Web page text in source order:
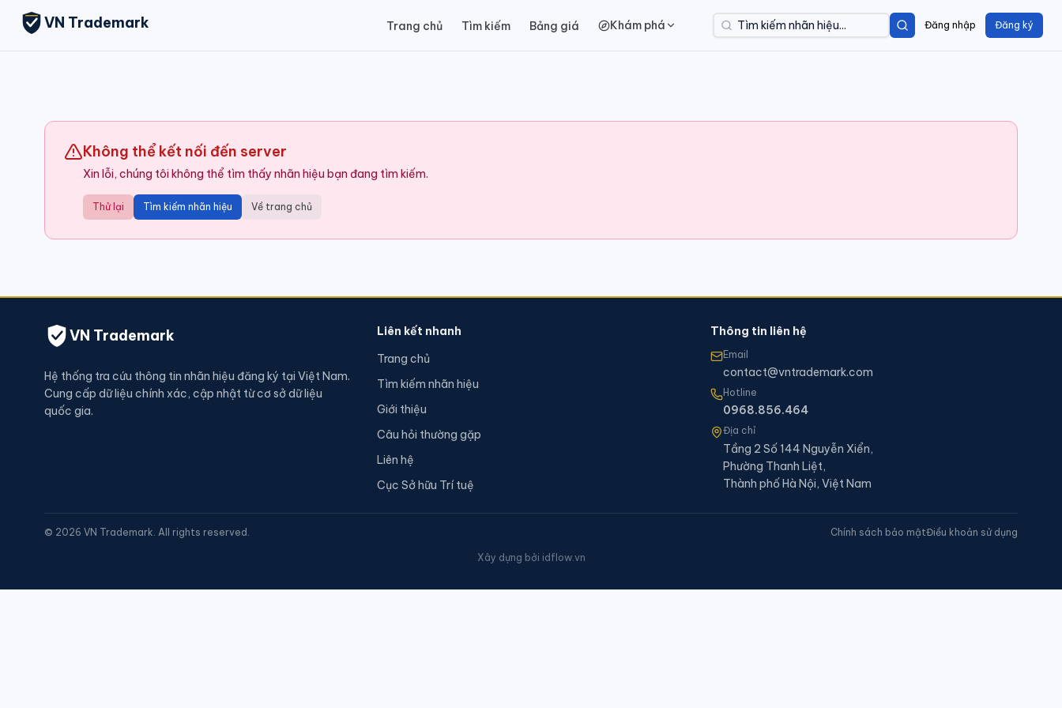
VN Trademark Trang chủ Tìm kiếm Bảng giá Khám phá Đăng nhập Đăng ký
Không thể kết nối đến server
Xin lỗi, chúng tôi không thể tìm thấy nhãn hiệu bạn đang tìm kiếm.
Thử lại Tìm kiếm nhãn hiệu Về trang chủ
VN Trademark
Hệ thống tra cứu thông tin nhãn hiệu đăng ký tại Việt Nam.
Cung cấp dữ liệu chính xác, cập nhật từ cơ sở dữ liệu
quốc gia.
Liên kết nhanh
Trang chủ
Tìm kiếm nhãn hiệu
Giới thiệu
Câu hỏi thường gặp
Liên hệ
Cục Sở hữu Trí tuệ
Thông tin liên hệ
Email
contact@vntrademark.com
Hotline
0968.856.464
Địa chỉ
Tầng 2 Số 144 Nguyễn Xiển,
Phường Thanh Liệt,
Thành phố Hà Nội, Việt Nam
© 2026 VN Trademark. All rights reserved. Chính sách bảo mậtĐiều khoản sử dụng
Xây dựng bởi idflow.vn